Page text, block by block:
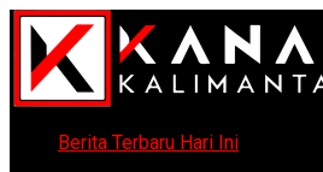
Berita Terbaru Hari Ini